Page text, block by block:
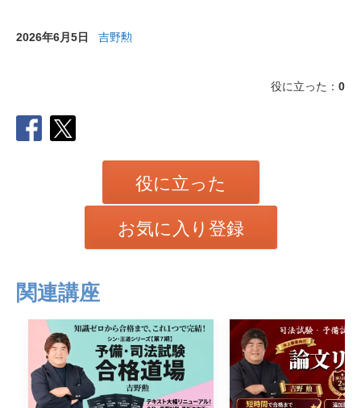
2026年6月5日 吉野勲
役に立った： 0
役に立った
お気に入り登録
関連講座